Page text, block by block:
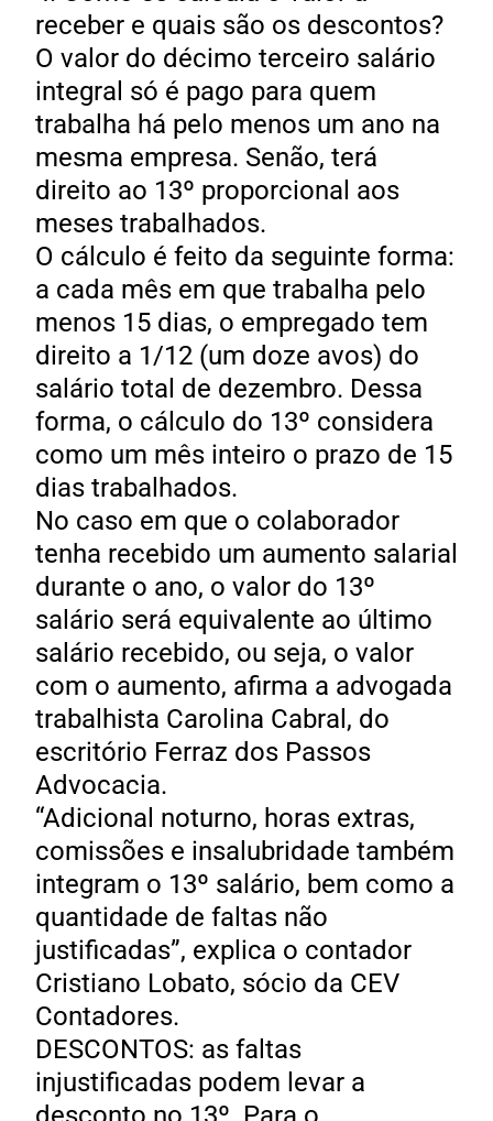
receber e quais são os descontos?
O valor do décimo terceiro salário
integral só é pago para quem
trabalha há pelo menos um ano na
mesma empresa. Senão, terá
direito ao 13º proporcional aos
meses trabalhados.
O cálculo é feito da seguinte forma:
a cada mês em que trabalha pelo
menos 15 dias, o empregado tem
direito a 1/12 (um doze avos) do
salário total de dezembro. Dessa
forma, o cálculo do 13º considera
como um mês inteiro o prazo de 15
dias trabalhados.
No caso em que o colaborador
tenha recebido um aumento salarial
durante o ano, o valor do 13º
salário será equivalente ao último
salário recebido, ou seja, o valor
com o aumento, afirma a advogada
trabalhista Carolina Cabral, do
escritório Ferraz dos Passos
Advocacia.
“Adicional noturno, horas extras,
comissões e insalubridade também
integram o 13º salário, bem como a
quantidade de faltas não
justificadas”, explica o contador
Cristiano Lobato, sócio da CEV
Contadores.
DESCONTOS: as faltas
injustificadas podem levar a